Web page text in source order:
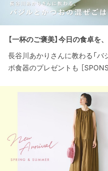
【一杯のご褒美】今日の食卓を
長谷川あかりさんに教わる「バ
ボ食器のプレゼントも ［